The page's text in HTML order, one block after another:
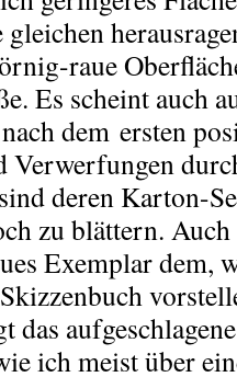
raue
Es scheint auch
dem ersten
Verwerfungen
deren Karton-
zu blättern.
Exemplar dem,
das
ich meist über